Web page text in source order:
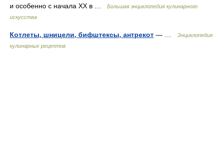
и особенно с начала XX в …
Большая энциклопедия кулинарного
искусства
Котлеты, шницели, бифштексы, антрекот — …
Энциклопедия
кулинарных рецептов